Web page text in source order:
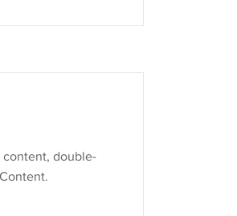
content, double-